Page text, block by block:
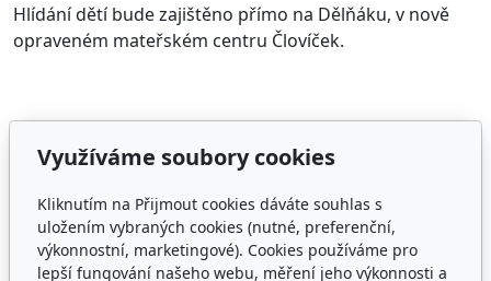
Hlídání dětí bude zajištěno přímo na Dělňáku, v nově
opraveném mateřském centru Človíček.
https://www.dekanstvi.cz/slapanice/2025-10-01-
pozvani-na-modlitebni-setkani-s-markem-novakem/
https://www.farnostpozorice.cz/jdi-a-stan-se-
pozehnanim
Využíváme soubory cookies
Kliknutím na Přijmout cookies dáváte souhlas s
uložením vybraných cookies (nutné, preferenční,
výkonnostní, marketingové). Cookies používáme pro
lepší fungování našeho webu, měření jeho výkonnosti a